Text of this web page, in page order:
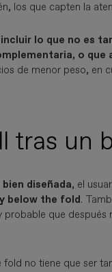
los que capten la
incluir lo que no es
o que
de menor peso, en
tras un
diseñada, el
below the fold.
que
no tiene que ser